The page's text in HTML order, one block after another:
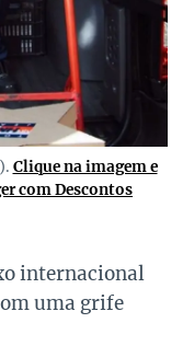
Clique na imagem e
com Descontos
internacional
uma grife